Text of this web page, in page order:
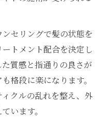
セリングで髪の状態を
トメント配合を決定し
質感と指通りの良さが
格段に楽になります。
クルの乱れを整え、外
います。